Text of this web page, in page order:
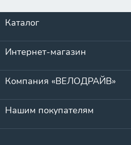
Каталог
Интернет-магазин
Компания «ВЕЛОДРАЙВ»
Нашим покупателям